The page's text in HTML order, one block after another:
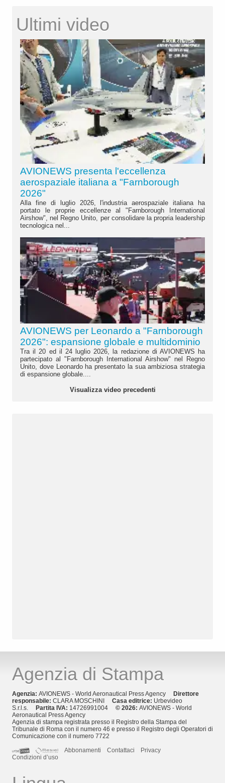
Ultimi video
AVIONEWS presenta l'eccellenza
aerospaziale italiana a "Farnborough
2026"
Alla fine di luglio 2026, l'industria aerospaziale italiana ha
portato le proprie eccellenze al "Farnborough International
Airshow", nel Regno Unito, per consolidare la propria leadership
tecnologica nel...
AVIONEWS per Leonardo a "Farnborough
2026": espansione globale e multidominio
Tra il 20 ed il 24 luglio 2026, la redazione di AVIONEWS ha
partecipato al "Farnborough International Airshow" nel Regno
Unito, dove Leonardo ha presentato la sua ambiziosa strategia
di espansione globale....
Visualizza video precedenti
Agenzia di Stampa
Agenzia: AVIONEWS - World Aeronautical Press Agency Direttore
responsabile: CLARA MOSCHINI Casa editrice: Urbevideo
S.r.l.s. Partita IVA: 14726991004 © 2026: AVIONEWS - World
Aeronautical Press Agency
Agenzia di stampa registrata presso il Registro della Stampa del
Tribunale di Roma con il numero 46 e presso il Registro degli Operatori di
Comunicazione con il numero 7722
Abbonamenti
Contattaci
Privacy
Condizioni d’uso